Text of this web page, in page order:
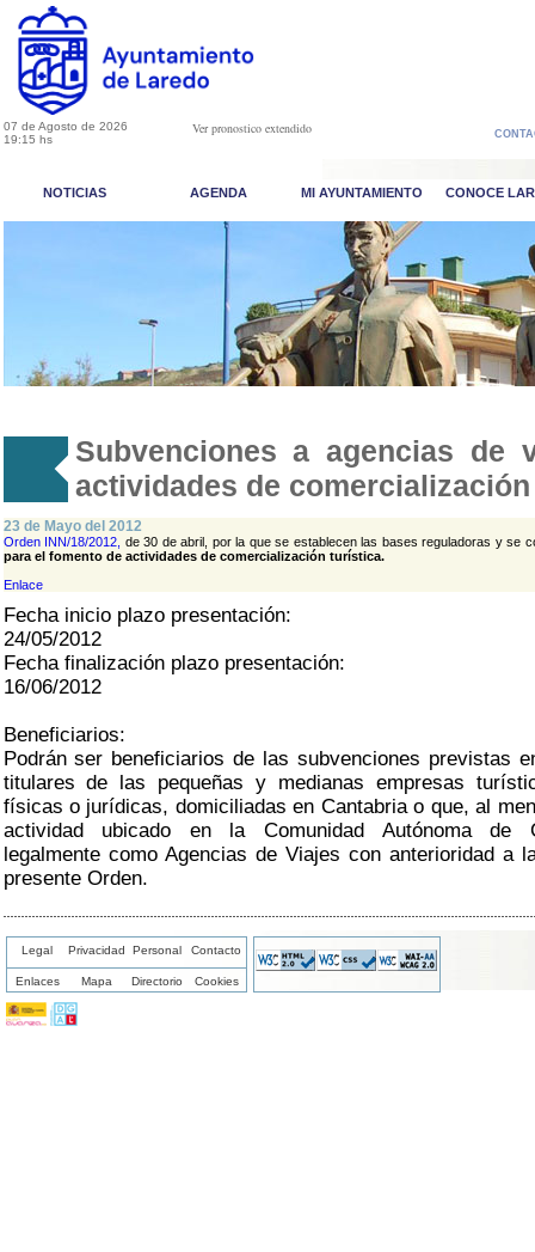
07 de Agosto de 2026
19:15 hs
Ver pronostico extendido
NOTICIAS AGENDA MI AYUNTAMIENTO CONOCE
Subvenciones a agencias de
actividades de
23 de Mayo del 2012
Orden INN/18/2012, de 30 de abril, por la que se establecen las bases reguladoras y se
para el fomento de actividades de comercialización turística.
Enlace
Fecha inicio plazo presentación:
24/05/2012
Fecha finalización plazo presentación:
16/06/2012
Beneficiarios:
Podrán ser beneficiarios de las subvenciones previstas
titulares de las pequeñas y medianas empresas
físicas o jurídicas, domiciliadas en Cantabria o que, al
actividad ubicado en la Comunidad Autónoma de
legalmente como Agencias de Viajes con anterioridad a
presente Orden.
Legal Privacidad Personal Contacto
Enlaces Mapa Directorio Cookies